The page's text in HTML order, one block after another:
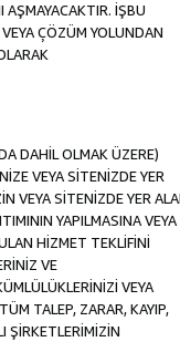
AŞMAYACAKTIR. İŞBU
ÇÖZÜM YOLUNDAN
DAHİL OLMAK ÜZERE)
VEYA SİTENİZDE YER
VEYA SİTENİZDE YER
YAPILMASINA VEYA
HİZMET TEKLİFİNİ
VE
VEYA
TALEP, ZARAR, KAYIP,
ŞİRKETLERİMİZİN